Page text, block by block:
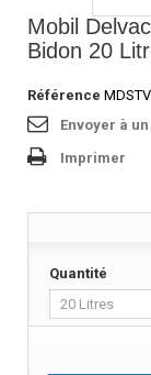
Mobil
Bidon 20
Référence
Envoyer à
Imprimer
Quantité